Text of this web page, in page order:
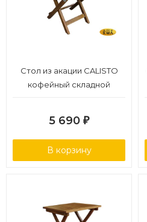
Стол из акации CALISTO
кофейный складной
5 690 ₽
В корзину